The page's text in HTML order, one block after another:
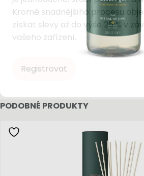
PODOBNÉ PRODUKTY
Kromě snadnějšího procesu
získat slevy až do výše 25 % v
vašeho zařízení.
Registrovat